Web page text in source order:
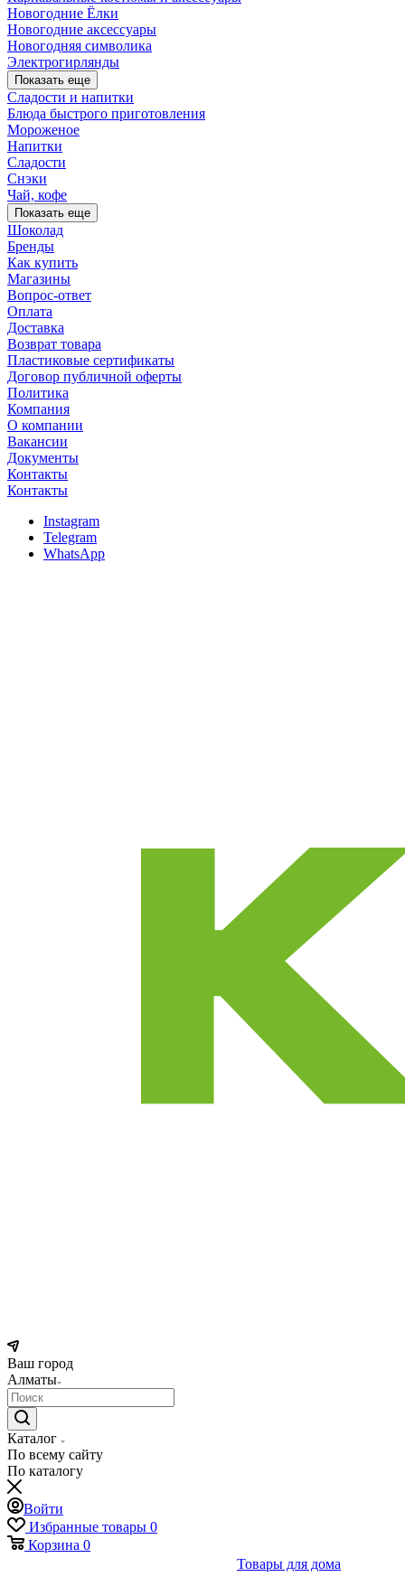
Новогодние Ёлки
Новогодние аксессуары
Новогодняя символика
Электрогирлянды
Показать еще
Сладости и напитки
Блюда быстрого приготовления
Мороженое
Напитки
Сладости
Снэки
Чай, кофе
Показать еще
Шоколад
Бренды
Как купить
Магазины
Вопрос-ответ
Оплата
Доставка
Возврат товара
Пластиковые сертификаты
Договор публичной оферты
Политика
Компания
О компании
Вакансии
Документы
Контакты
Контакты
Instagram
Telegram
WhatsApp
Ваш город
Алматы
Каталог
По всему сайту
По каталогу
Войти
Избранные товары 0
Корзина 0
Товары для дома